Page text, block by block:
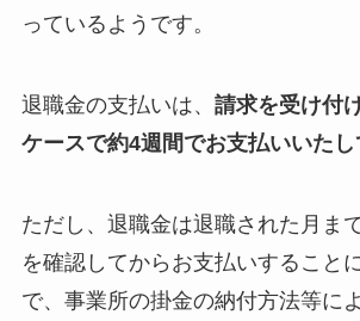
っているようです。
退職金の支払いは、 請求を受け付
ケースで約4週間でお支払いいた
ただし、退職金は退職された月ま
を確認してからお支払いすること
で、事業所の掛金の納付方法等に